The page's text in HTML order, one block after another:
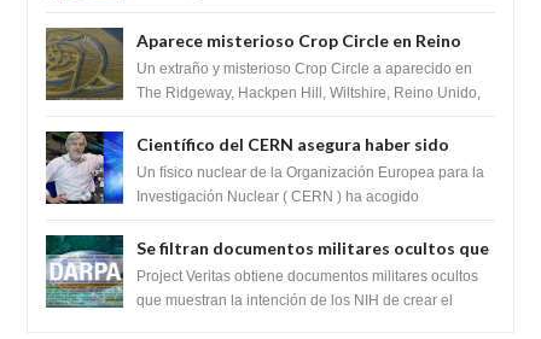
Aparece misterioso Crop Circle en Reino
Unido 23 de junio 2016
Un extraño y misterioso Crop Circle a aparecido en
The Ridgeway, Hackpen Hill, Wiltshire, Reino Unido,
Científico del CERN asegura haber sido
ayudado por seres de luz durante una
prueba del Colisionador de Hadrones
Un físico nuclear de la Organización Europea para la
Investigación Nuclear ( CERN ) ha acogido
Se filtran documentos militares ocultos que
muestran la intención de los NIH de crear el
SARS-CoV-2, utilizando la investigación de
Project Veritas obtiene documentos militares ocultos
que muestran la intención de los NIH de crear el